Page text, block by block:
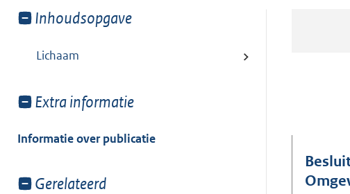
Toon
van:
Inhoudsopgave
Lichaam
Toon
van:
Extra informatie
Informatie over publicatie
Toon
Gerelateerd